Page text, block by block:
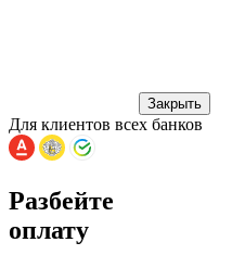
Закрыть
Для клиентов всех банков
Разбейте
оплату